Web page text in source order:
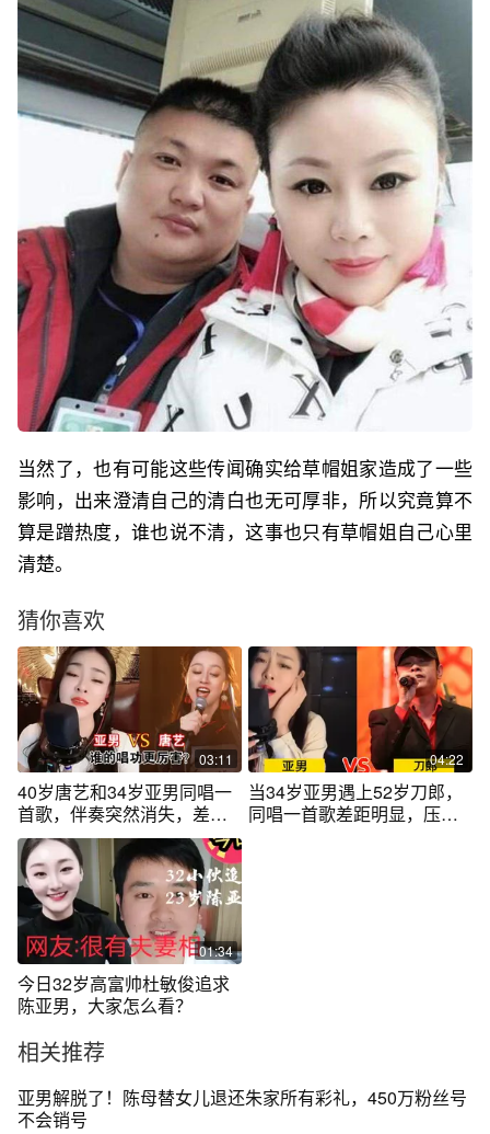
当然了，也有可能这些传闻确实给草帽姐家造成了一些
影响，出来澄清自己的清白也无可厚非，所以究竟算不
算是蹭热度，谁也说不清，这事也只有草帽姐自己心里
清楚。
猜你喜欢
03:11
40岁唐艺和34岁亚男同唱一
首歌，伴奏突然消失，差距
一目了然
04:22
当34岁亚男遇上52岁刀郎，
同唱一首歌差距明显，压根
01:34
今日32岁高富帅杜敏俊追求
陈亚男，大家怎么看？
相关推荐
亚男解脱了！陈母替女儿退还朱家所有彩礼，450万粉丝号
不会销号